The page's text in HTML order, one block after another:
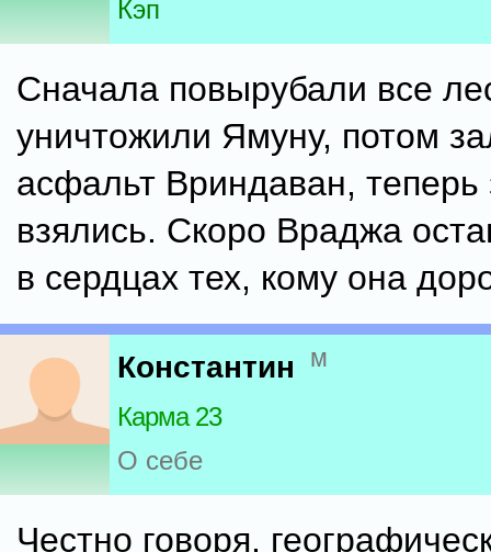
Кэп
Сначала повырубали все
уничтожили Ямуну, потом
асфальт Вриндаван, теперь
взялись. Скоро Враджа
в сердцах тех, кому она
Константин м
Карма 23
О себе
Честно говоря,